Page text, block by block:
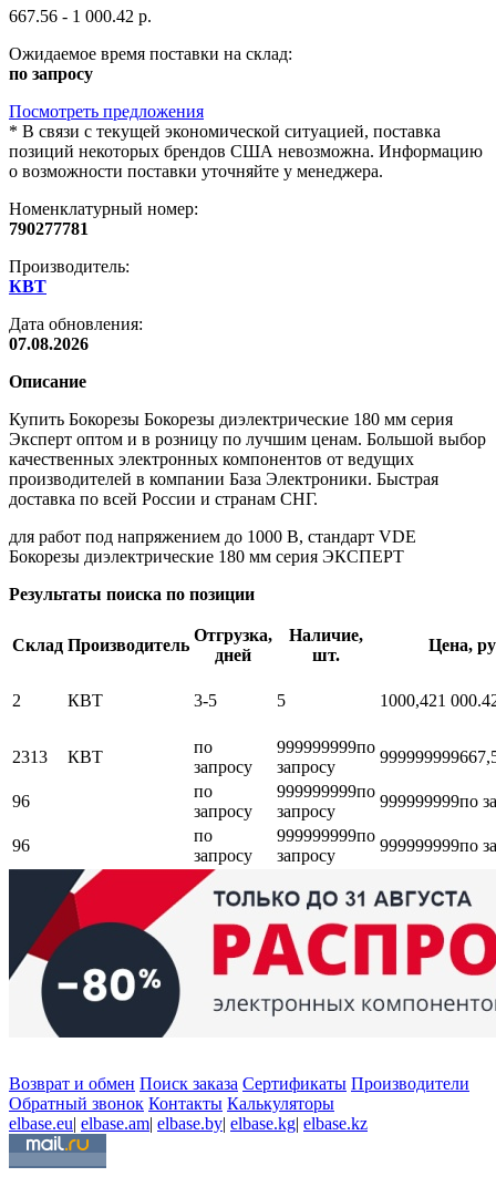
667.56 - 1 000.42 р.
Ожидаемое время поставки на склад:
по запросу
Посмотреть предложения
* В связи с текущей экономической ситуацией, поставка
позиций некоторых брендов США невозможна. Информацию
о возможности поставки уточняйте у менеджера.
Номенклатурный номер:
790277781
Производитель:
КВТ
Дата обновления:
07.08.2026
Описание
Купить Бокорезы Бокорезы диэлектрические 180 мм серия
Эксперт оптом и в розницу по лучшим ценам. Большой выбор
качественных электронных компонентов от ведущих
производителей в компании База Электроники. Быстрая
доставка по всей России и странам СНГ.
для работ под напряжением до 1000 В, стандарт VDE
Бокорезы диэлектрические 180 мм серия ЭКСПЕРТ
Результаты поиска по позиции
Склад Производитель
Отгрузка,
дней
Наличие,
шт.
Цена,
2 КВТ 3-5 5 1000,421
2313 КВТ
по
запросу
999999999по
запросу
999999999
96
по
запросу
999999999по
запросу
999999999по
96
по
запросу
999999999по
запросу
999999999по
Возврат и обмен Поиск заказа Сертификаты Производители
Обратный звонок Контакты Калькуляторы
elbase.eu| elbase.am| elbase.by| elbase.kg| elbase.kz